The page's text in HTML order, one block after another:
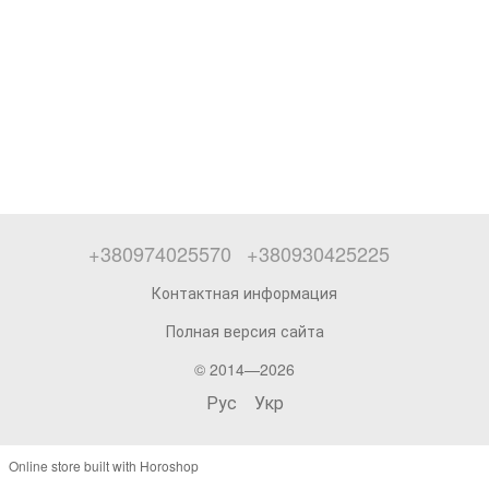
+380974025570 +380930425225
Контактная информация
Полная версия сайта
© 2014—2026
Рус Укр
Online store built with Horoshop